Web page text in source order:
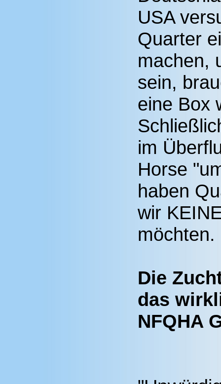
USA
Quarter
machen,
sein,
eine Box
im
Horse
haben
wir
möchten.
Die
das
NFQHA